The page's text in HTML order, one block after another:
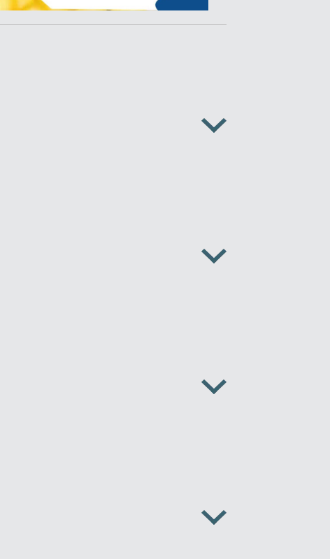
Zirve Extrussion
Мы ответим как можно скорее